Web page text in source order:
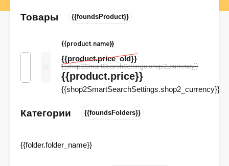
Товары {{foundsProduct}}
{{product.name}}
{{product.price_old}}
{{shop2SmartSearchSettings.shop2_currency}}
{{product.price}}
{{shop2SmartSearchSettings.shop2_currency}}
Категории {{foundsFolders}}
{{folder.folder_name}}